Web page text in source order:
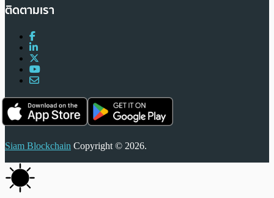
ติดตามเรา
Siam Blockchain Copyright © 2026.